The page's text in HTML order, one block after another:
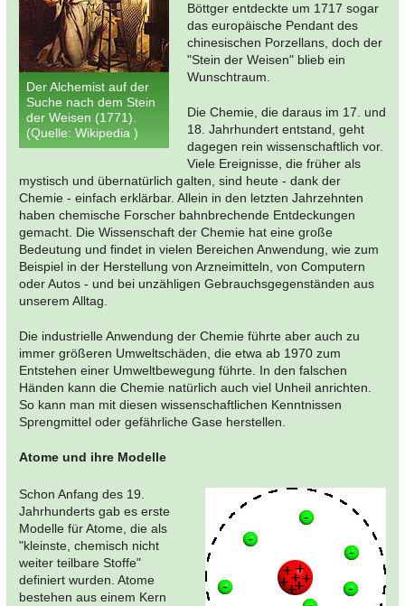
Der Alchemist auf der
Suche nach dem Stein
der Weisen (1771).
(Quelle: Wikipedia )
Böttger entdeckte um 1717 sogar
das europäische Pendant des
chinesischen Porzellans, doch der
"Stein der Weisen" blieb ein
Wunschtraum.
Die Chemie, die daraus im 17. und
18. Jahrhundert entstand, geht
dagegen rein wissenschaftlich vor.
Viele Ereignisse, die früher als
mystisch und übernatürlich galten, sind heute - dank der
Chemie - einfach erklärbar. Allein in den letzten Jahrzehnten
haben chemische Forscher bahnbrechende Entdeckungen
gemacht. Die Wissenschaft der Chemie hat eine große
Bedeutung und findet in vielen Bereichen Anwendung, wie zum
Beispiel in der Herstellung von Arzneimitteln, von Computern
oder Autos - und bei unzähligen Gebrauchsgegenständen aus
unserem Alltag.
Die industrielle Anwendung der Chemie führte aber auch zu
immer größeren Umweltschäden, die etwa ab 1970 zum
Entstehen einer Umweltbewegung führte. In den falschen
Händen kann die Chemie natürlich auch viel Unheil anrichten.
So kann man mit diesen wissenschaftlichen Kenntnissen
Sprengmittel oder gefährliche Gase herstellen.
Atome und ihre Modelle
Schon Anfang des 19.
Jahrhunderts gab es erste
Modelle für Atome, die als
"kleinste, chemisch nicht
weiter teilbare Stoffe"
definiert wurden. Atome
bestehen aus einem Kern